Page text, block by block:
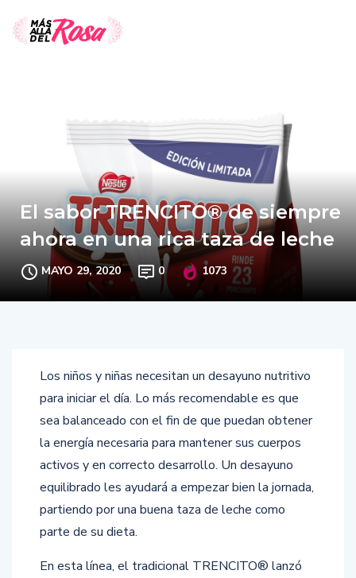
El sabor TRENCITO® de siempre
ahora en una rica taza de leche
MAYO 29, 2020 0 1073
Los niños y niñas necesitan un desayuno nutritivo
para iniciar el día. Lo más recomendable es que
sea balanceado con el fin de que puedan obtener
la energía necesaria para mantener sus cuerpos
activos y en correcto desarrollo. Un desayuno
equilibrado les ayudará a empezar bien la jornada,
partiendo por una buena taza de leche como
parte de su dieta.
En esta línea, el tradicional TRENCITO® lanzó